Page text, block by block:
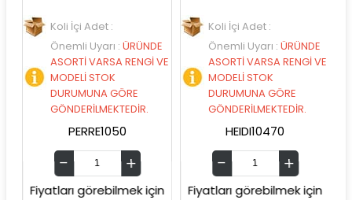
Koli İçi Adet :
Önemli Uyarı:ÜRÜNDE
ASORTİ VARSA RENGİ VE
MODELİ STOK
DURUMUNA GÖRE
GÖNDERİLMEKTEDİR.
PERRE1050
görebilmek için
Koli İçi Adet :
Önemli Uyarı:ÜRÜNDE
ASORTİ VARSA RENGİ VE
MODELİ STOK
DURUMUNA GÖRE
GÖNDERİLMEKTEDİR.
HEIDI10470
Fiyatları görebilmek için